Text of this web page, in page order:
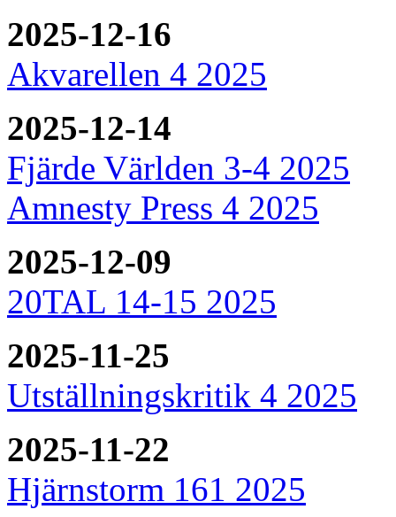
2025-12-16
Akvarellen 4 2025
2025-12-14
Fjärde Världen 3-4 2025
Amnesty Press 4 2025
2025-12-09
20TAL 14-15 2025
2025-11-25
Utställningskritik 4 2025
2025-11-22
Hjärnstorm 161 2025